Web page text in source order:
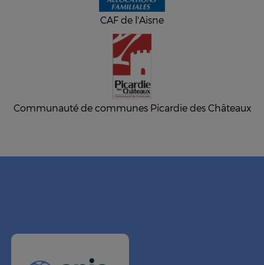
CAF de l'Aisne
Communauté de communes Picardie des Châteaux